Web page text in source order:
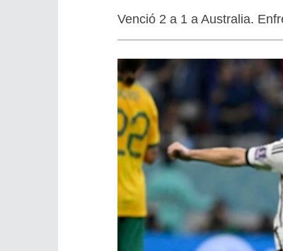
Venció 2 a 1 a Australia.